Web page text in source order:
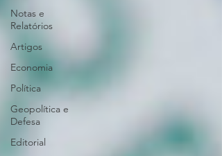
Notas e
Relatórios
Artigos
Economia
Política
Geopolítica e
Defesa
Editorial